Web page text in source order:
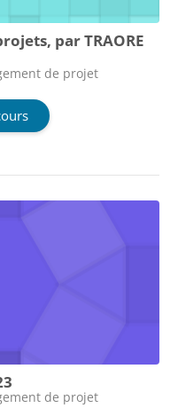
par TRAORE
de projet
de projet